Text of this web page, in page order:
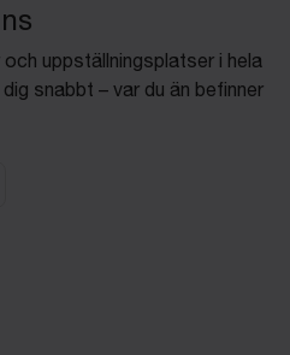
uppställningsplatser i hela
snabbt – var du än befinner